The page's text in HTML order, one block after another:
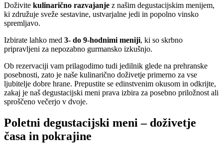
Doživite kulinarično razvajanje z našim degustacijskim menijem,
ki združuje sveže sestavine, ustvarjalne jedi in popolno vinsko
spremljavo.
Izbirate lahko med 3- do 9-hodnimi meniji, ki so skrbno
pripravljeni za nepozabno gurmansko izkušnjo.
Ob rezervaciji vam prilagodimo tudi jedilnik glede na prehranske
posebnosti, zato je naše kulinarično doživetje primerno za vse
ljubitelje dobre hrane. Prepustite se edinstvenim okusom in odkrijte,
zakaj je naš degustacijski meni prava izbira za posebno priložnost ali
sproščeno večerjo v dvoje.
Poletni degustacijski meni – doživetje
časa in pokrajine